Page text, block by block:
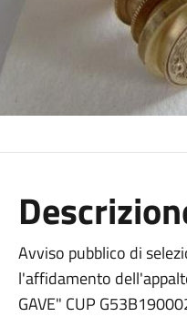
Avviso pubblico di
l'affidamento
GAVE" CUP